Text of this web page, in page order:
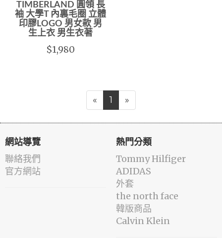
TIMBERLAND 圓領 長
袖 大學T 內裏毛圈 立體
印膠LOGO 男女款 男
生上衣 男生衣著
$1,980
« 1 »
網站導覽
聯絡我們
官方網站
熱門分類
Tommy Hilfiger
ADIDAS
外套
the north face
韓版商品
Calvin Klein